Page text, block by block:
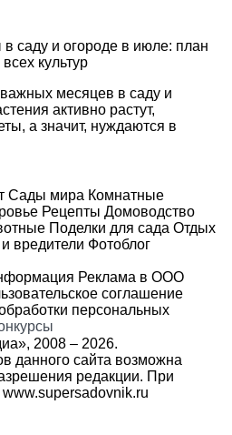
саду и огороде в июле: план
культур
месяцев в саду и
активно растут,
а значит, нуждаются в
Сады мира Комнатные
Рецепты Домоводство
Поделки для сада Отдых
вредители Фотоблог
Реклама в ООО
соглашение
персональных
2008 – 2026.
данного сайта возможна
редакции. При
www.supersadovnik.ru